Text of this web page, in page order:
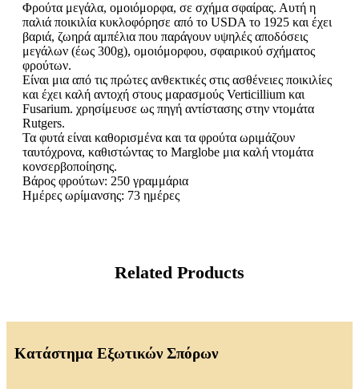
Φρούτα μεγάλα, ομοιόμορφα, σε σχήμα σφαίρας. Αυτή η
παλιά ποικιλία κυκλοφόρησε από το USDA το 1925 και έχει
βαριά, ζωηρά αμπέλια που παράγουν υψηλές αποδόσεις
μεγάλων (έως 300g), ομοιόμορφου, σφαιρικού σχήματος
φρούτων.
Είναι μια από τις πρώτες ανθεκτικές στις ασθένειες ποικιλίες
και έχει καλή αντοχή στους μαρασμούς Verticillium και
Fusarium. χρησίμευσε ως πηγή αντίστασης στην ντομάτα
Rutgers.
Τα φυτά είναι καθορισμένα και τα φρούτα ωριμάζουν
ταυτόχρονα, καθιστώντας το Marglobe μια καλή ντομάτα
κονσερβοποίησης.
Βάρος φρούτων: 250 γραμμάρια
Ημέρες ωρίμανσης: 73 ημέρες
Related Products
Κατάστημα Εξωτικών Σπόρων